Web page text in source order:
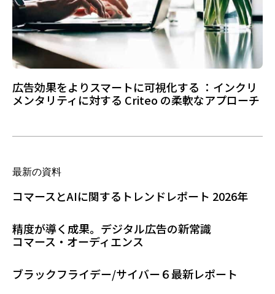
広告効果をよりスマートに可視化する ：インクリ
メンタリティに対する Criteo の柔軟なアプローチ
最新の資料
コマースとAIに関するトレンドレポート 2026年
精度が導く成果。デジタル広告の新常識
コマース・オーディエンス
ブラックフライデー/サイバー６最新レポート